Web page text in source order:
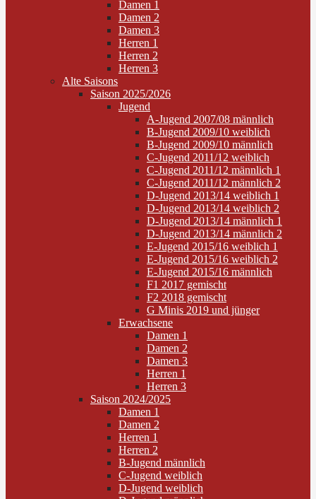
Damen 1
Damen 2
Damen 3
Herren 1
Herren 2
Herren 3
Alte Saisons
Saison 2025/2026
Jugend
A-Jugend 2007/08 männlich
B-Jugend 2009/10 weiblich
B-Jugend 2009/10 männlich
C-Jugend 2011/12 weiblich
C-Jugend 2011/12 männlich 1
C-Jugend 2011/12 männlich 2
D-Jugend 2013/14 weiblich 1
D-Jugend 2013/14 weiblich 2
D-Jugend 2013/14 männlich 1
D-Jugend 2013/14 männlich 2
E-Jugend 2015/16 weiblich 1
E-Jugend 2015/16 weiblich 2
E-Jugend 2015/16 männlich
F1 2017 gemischt
F2 2018 gemischt
G Minis 2019 und jünger
Erwachsene
Damen 1
Damen 2
Damen 3
Herren 1
Herren 3
Saison 2024/2025
Damen 1
Damen 2
Herren 1
Herren 2
B-Jugend männlich
C-Jugend weiblich
D-Jugend weiblich